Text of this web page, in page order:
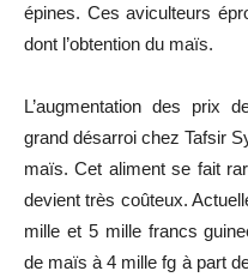
épines. Ces aviculteurs
dont l’obtention du maïs.
L’augmentation des prix
grand désarroi chez Tafsir
maïs. Cet aliment se fait
devient très coûteux.
mille et 5 mille francs
de maïs à 4 mille fg à part